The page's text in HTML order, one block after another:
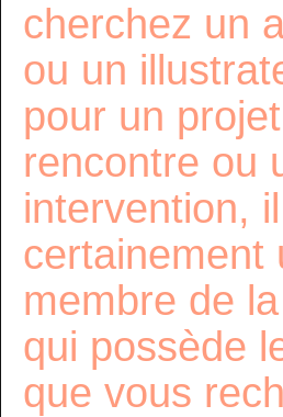
cherchez un
ou un
pour un
rencontre ou
intervention,
certainement
membre de
qui possède
que vous